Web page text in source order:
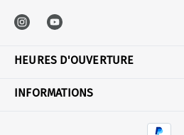
HEURES D'OUVERTURE
INFORMATIONS